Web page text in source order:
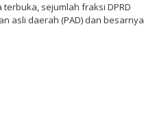
terbuka, sejumlah fraksi DPRD
asli daerah (PAD) dan besarnya